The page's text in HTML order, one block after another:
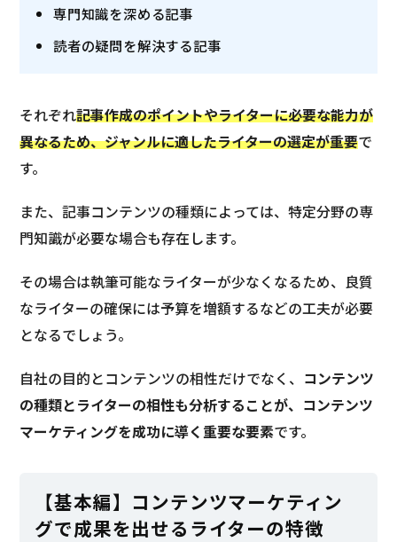
専門知識を深める記事
読者の疑問を解決する記事
それぞれ記事作成のポイントやライターに必要な能力が
異なるため、ジャンルに適したライターの選定が重要で
す。
また、記事コンテンツの種類によっては、特定分野の専
門知識が必要な場合も存在します。
その場合は執筆可能なライターが少なくなるため、良質
なライターの確保には予算を増額するなどの工夫が必要
となるでしょう。
自社の目的とコンテンツの相性だけでなく、 コンテンツ
の種類とライターの相性も分析することが、コンテンツ
マーケティングを成功に導く重要な要素です。
【基本編】コンテンツマーケティン
グで成果を出せるライターの特徴